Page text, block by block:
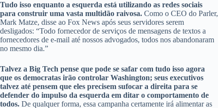
Tudo isso enquanto a esquerda está utilizando as redes sociais
para construir uma vasta multidão raivosa. Como o CEO do Parler,
Mark Matze, disse ao Fox News após seus servidores serem
desligados: “Todo fornecedor de serviços de mensagens de textos a
fornecedores de e-mail até nossos advogados, todos nos abandonaram
no mesmo dia.”
Talvez a Big Tech pense que pode se safar com tudo isso agora
que os democratas irão controlar Washington; seus executivos
talvez até pensem que eles precisem sufocar a direita para se
defender do impulso da esquerda em ditar o comportamento de
todos. De qualquer forma, essa campanha certamente irá alimentar as